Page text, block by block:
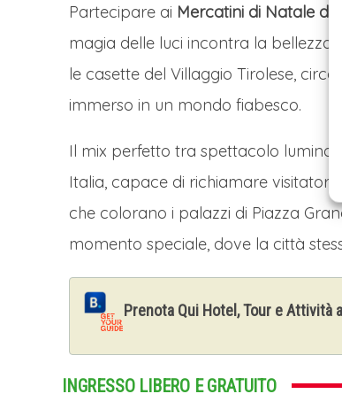
Partecipare ai Mercatini di Natale di
magia delle luci incontra la bellezza
le casette del Villaggio Tirolese,
immerso in un mondo fiabesco.
Il mix perfetto tra spettacolo
Italia, capace di richiamare visitatori
che colorano i palazzi di Piazza
momento speciale, dove la città
Prenota Qui Hotel, Tour e Attività
INGRESSO LIBERO E GRATUITO